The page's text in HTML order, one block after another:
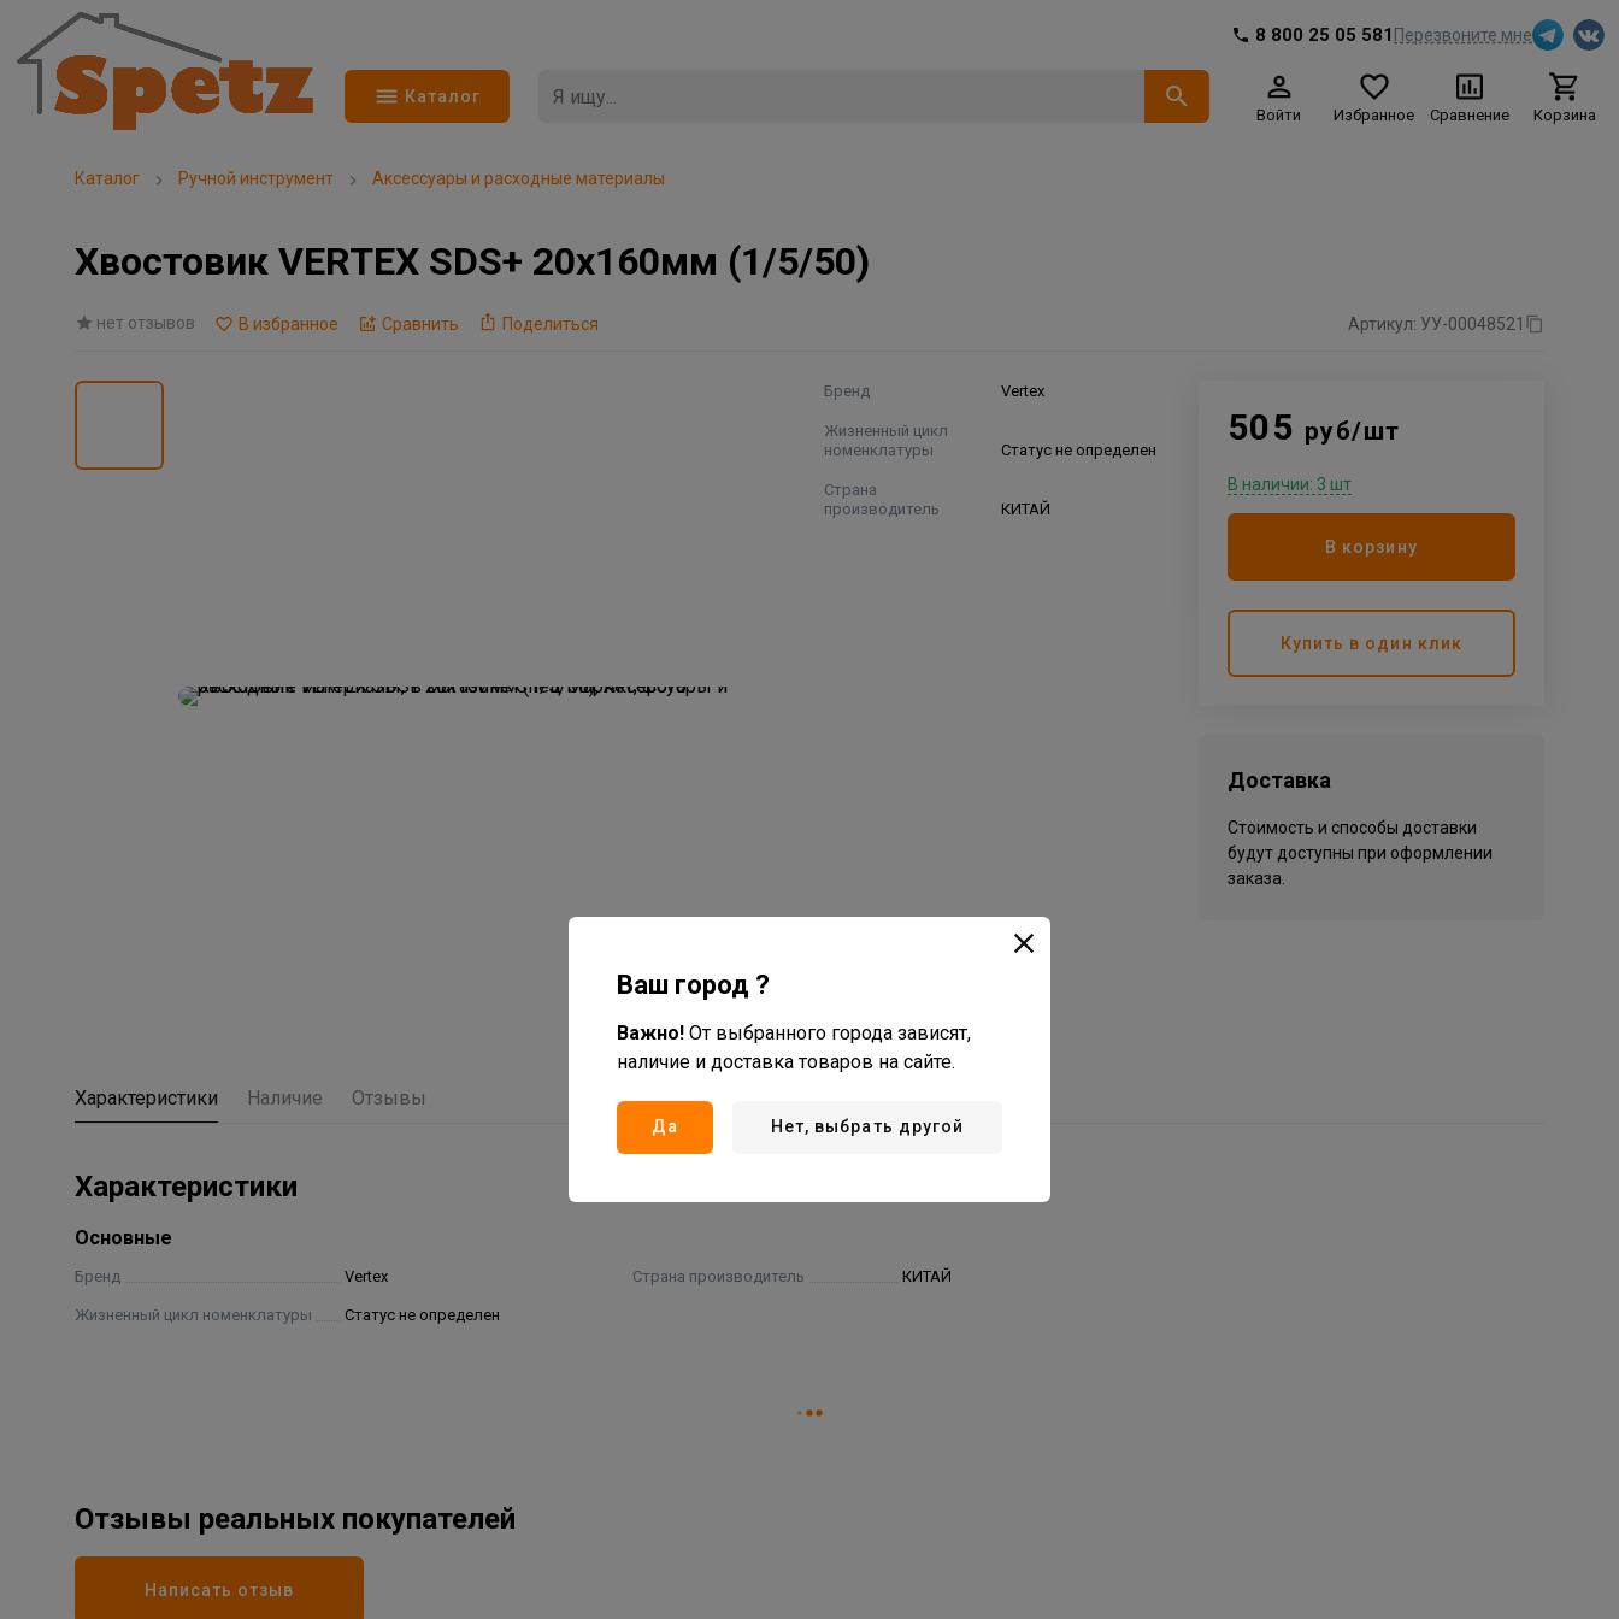
8 800 25 05 581 Перезвоните мне
Каталог
Войти Избранное Сравнение Корзина
Каталог Ручной инструмент Аксессуары и расходные материалы
Хвостовик VERTEX SDS+ 20х160мм (1/5/50)
нет отзывов В избранное Сравнить Поделиться Артикул: УУ-00048521
Бренд Vertex
Жизненный цикл
номенклатуры
Статус не определен
Страна
производитель
КИТАЙ
505 руб/шт
В наличии: 3 шт
В корзину
Купить в один клик
Доставка
Стоимость и способы доставки
будут доступны при оформлении
заказа.
Характеристики Наличие Отзывы
Характеристики
Основные
Бренд Vertex
Жизненный цикл номенклатуры Статус не определен
Страна производитель КИТАЙ
Отзывы реальных покупателей
Написать отзыв
Ваш город ?
Важно! От выбранного города зависят,
наличие и доставка товаров на сайте.
Да Нет, выбрать другой